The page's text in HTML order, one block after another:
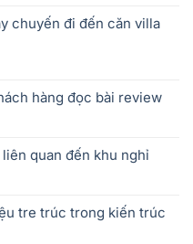
chuyến đi đến căn villa
hàng đọc bài review
quan đến khu nghỉ
tre trúc trong kiến trúc